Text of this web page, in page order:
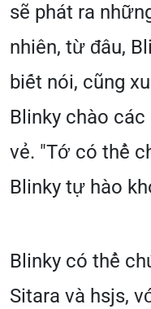
sẽ phát ra
nhiên, từ đâu,
biết nói, cũng
Blinky chào
vẻ. "Tớ có thể
Blinky tự hào
Blinky có thể
Sitara và hsjs,